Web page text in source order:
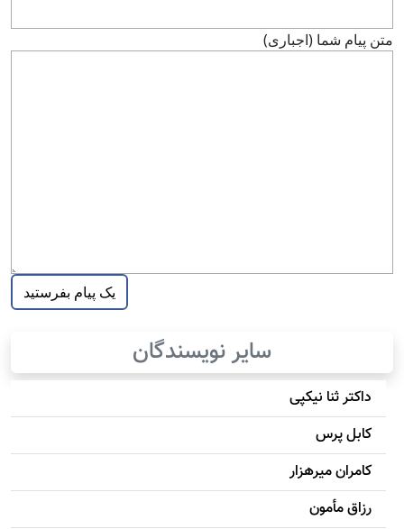
متن پيام شما (اجباری)
سایر نویسندگان
داکتر ثنا نیکپی
کابل پرس
کامران میرهزار
رزاق مأمون